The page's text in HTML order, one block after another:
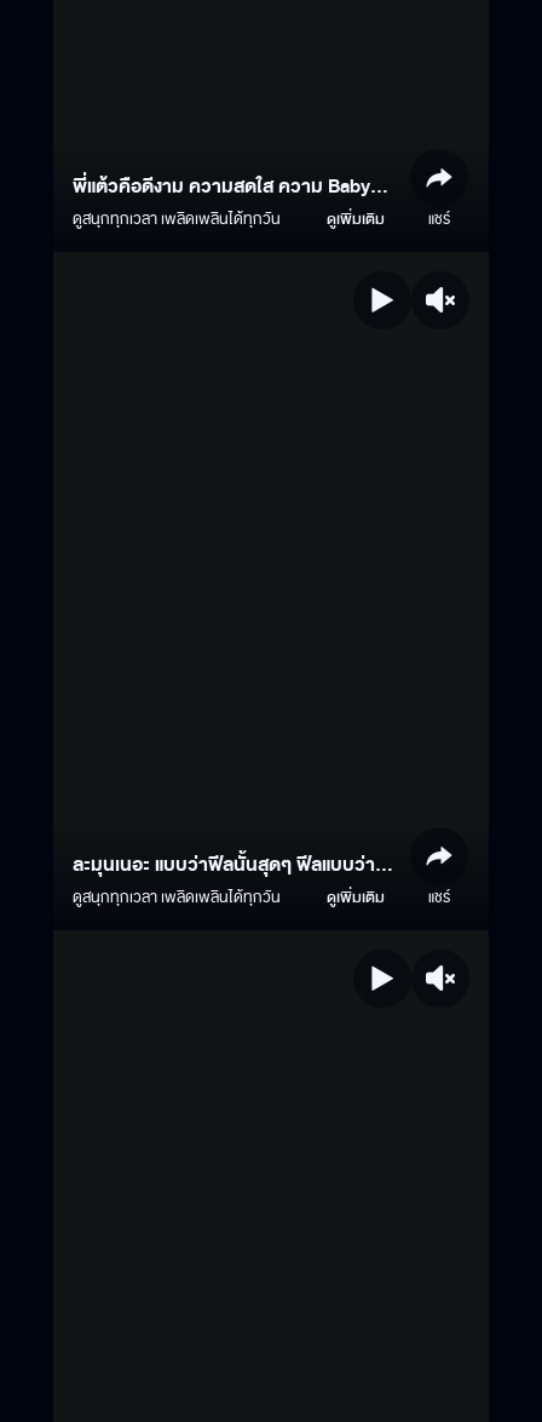
พี่แต้วคือดีงาม ความสดใส ความ Baby
Boo
ดูสนุกทุกเวลา เพลิดเพลินได้ทุกวัน ดูเพิ่มเติม แชร์
ละมุนเนอะ แบบว่าฟีลนั้นสุดๆ ฟีลแบบว่า...
??
ดูสนุกทุกเวลา เพลิดเพลินได้ทุกวัน ดูเพิ่มเติม แชร์